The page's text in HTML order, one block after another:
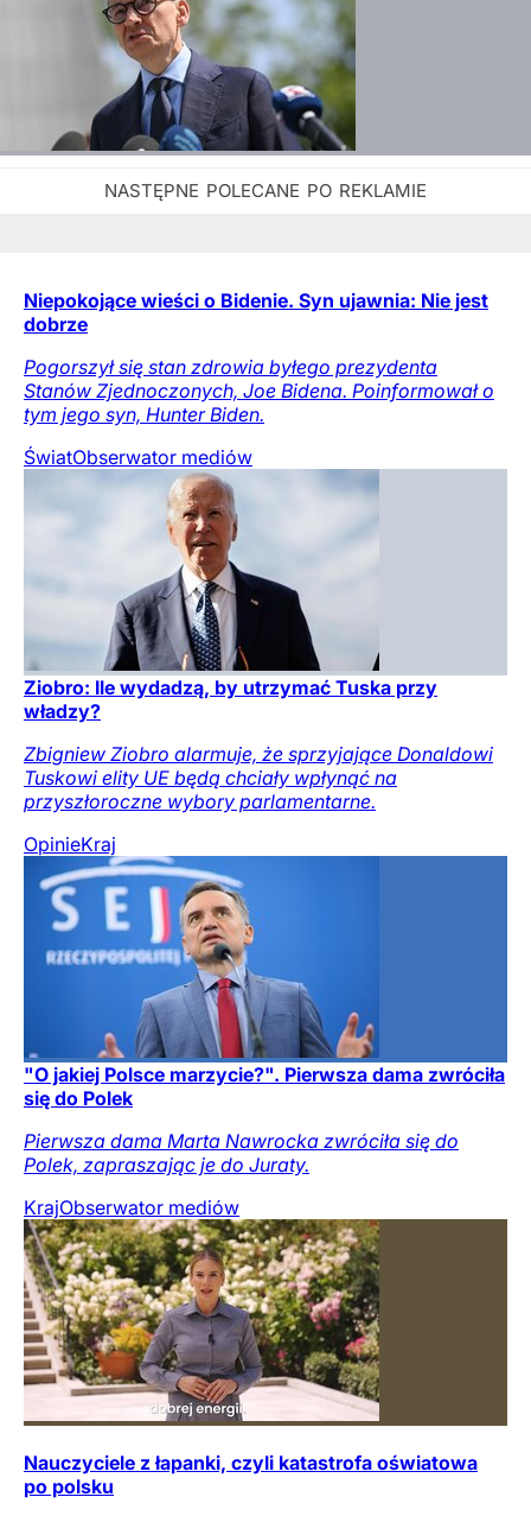
Niepokojące wieści o Bidenie. Syn ujawnia: Nie jest
dobrze
Pogorszył się stan zdrowia byłego prezydenta
Stanów Zjednoczonych, Joe Bidena. Poinformował o
tym jego syn, Hunter Biden.
ŚwiatObserwator mediów
Ziobro: Ile wydadzą, by utrzymać Tuska przy
władzy?
Zbigniew Ziobro alarmuje, że sprzyjające Donaldowi
Tuskowi elity UE będą chciały wpłynąć na
przyszłoroczne wybory parlamentarne.
OpinieKraj
"O jakiej Polsce marzycie?". Pierwsza dama zwróciła
się do Polek
Pierwsza dama Marta Nawrocka zwróciła się do
Polek, zapraszając je do Juraty.
KrajObserwator mediów
Nauczyciele z łapanki, czyli katastrofa oświatowa
po polsku